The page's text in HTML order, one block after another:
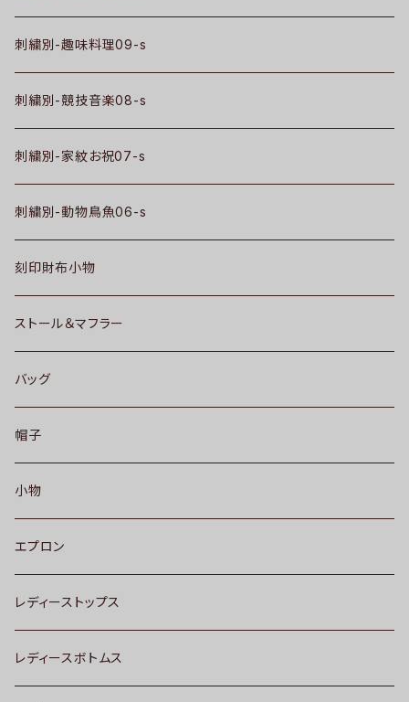
刺繍別-趣味料理09-s
刺繍別-競技音楽08-s
刺繍別-家紋お祝07-s
刺繍別-動物鳥魚06-s
刻印財布小物
ストール＆マフラー
バッグ
帽子
小物
エプロン
レディーストップス
レディースボトムス